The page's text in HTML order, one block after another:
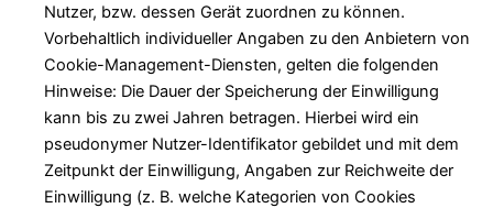
Nutzer, bzw. dessen Gerät zuordnen zu können.
Vorbehaltlich individueller Angaben zu den Anbietern von
Cookie-Management-Diensten, gelten die folgenden
Hinweise: Die Dauer der Speicherung der Einwilligung
kann bis zu zwei Jahren betragen. Hierbei wird ein
pseudonymer Nutzer-Identifikator gebildet und mit dem
Zeitpunkt der Einwilligung, Angaben zur Reichweite der
Einwilligung (z. B. welche Kategorien von Cookies